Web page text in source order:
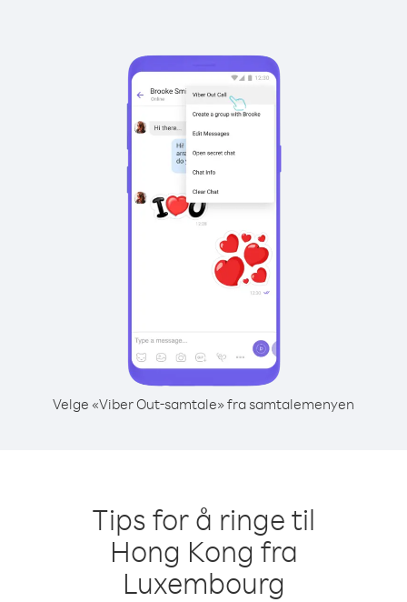
Velge «Viber Out-samtale» fra samtalemenyen
Tips for å ringe til
Hong Kong fra
Luxembourg